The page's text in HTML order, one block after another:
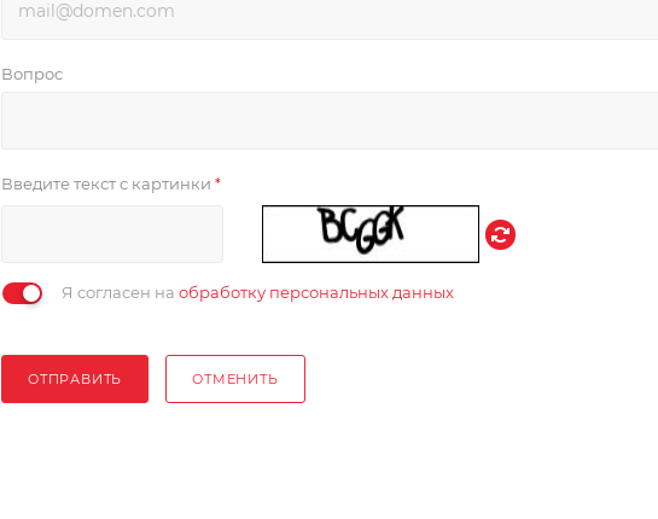
Вопрос
Введите текст с картинки *
Я согласен на обработку персональных данных
ОТПРАВИТЬ ОТМЕНИТЬ